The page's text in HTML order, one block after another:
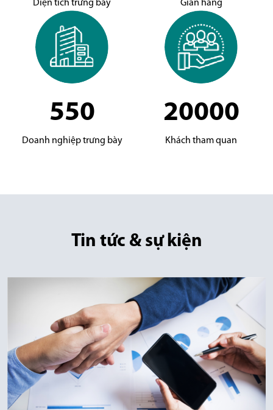
Diện tích trưng bày Gian hàng
550
Doanh nghiệp trưng bày
20000
Khách tham quan
Tin tức & sự kiện